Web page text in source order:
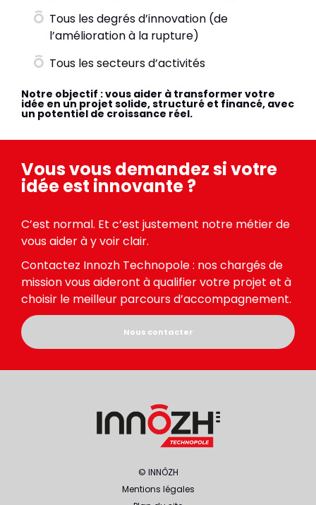
Tous les degrés d’innovation (de
l’amélioration à la rupture)
Tous les secteurs d’activités
Notre objectif : vous aider à transformer votre
idée en un projet solide, structuré et financé, avec
un potentiel de croissance réel.
Vous vous demandez si votre
idée est innovante ?
C’est normal. Et c’est justement notre métier de
vous aider à y voir clair.
Contactez Innozh Technopole : nos chargés de
mission vous aideront à qualifier votre projet et à
choisir le meilleur parcours d’accompagnement.
Nous contacter
© INNÔZH
Mentions légales